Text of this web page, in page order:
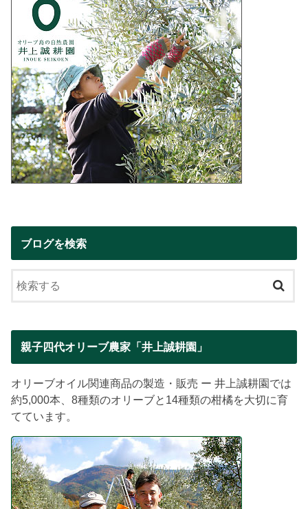
ブログを検索
親子四代オリーブ農家「井上誠耕園」
オリーブオイル関連商品の製造・販売 ー 井上誠耕園では
約5,000本、8種類のオリーブと14種類の柑橘を大切に育
てています。